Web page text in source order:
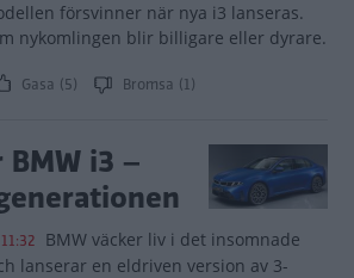
försvinner när nya i3 lanseras.
nykomlingen blir billigare eller dyrare.
Gasa (5) Bromsa (1)
i3 –
BMW väcker liv i det insomnade
lanserar en eldriven version av 3-